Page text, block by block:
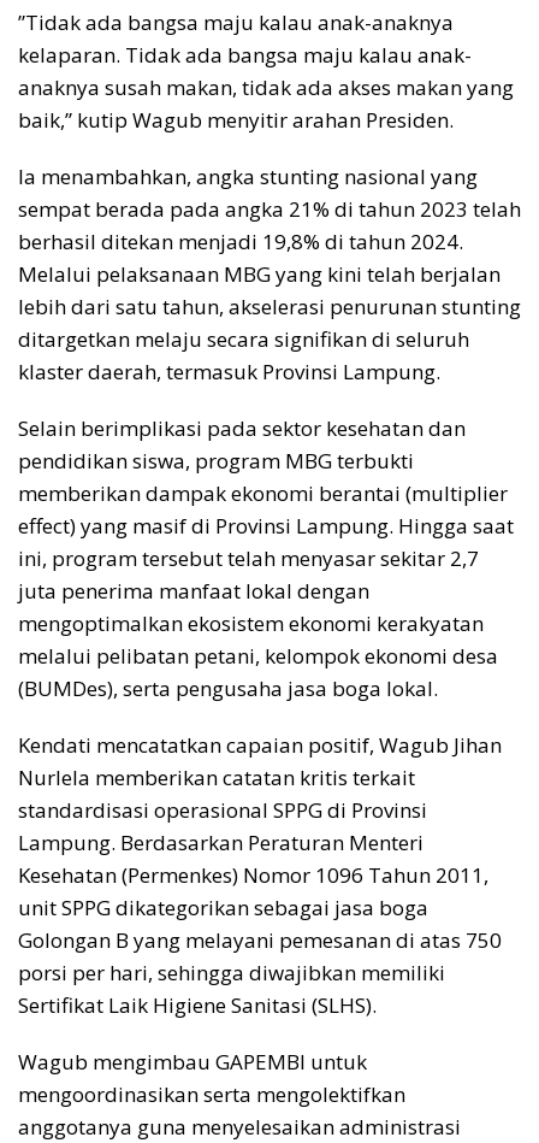
​”Tidak ada bangsa maju kalau anak-anaknya
kelaparan. Tidak ada bangsa maju kalau anak-
anaknya susah makan, tidak ada akses makan yang
baik,” kutip Wagub menyitir arahan Presiden.
Ia menambahkan, angka stunting nasional yang
sempat berada pada angka 21% di tahun 2023 telah
berhasil ditekan menjadi 19,8% di tahun 2024.
Melalui pelaksanaan MBG yang kini telah berjalan
lebih dari satu tahun, akselerasi penurunan stunting
ditargetkan melaju secara signifikan di seluruh
klaster daerah, termasuk Provinsi Lampung.
​Selain berimplikasi pada sektor kesehatan dan
pendidikan siswa, program MBG terbukti
memberikan dampak ekonomi berantai (multiplier
effect) yang masif di Provinsi Lampung. Hingga saat
ini, program tersebut telah menyasar sekitar 2,7
juta penerima manfaat lokal dengan
mengoptimalkan ekosistem ekonomi kerakyatan
melalui pelibatan petani, kelompok ekonomi desa
(BUMDes), serta pengusaha jasa boga lokal.
​Kendati mencatatkan capaian positif, Wagub Jihan
Nurlela memberikan catatan kritis terkait
standardisasi operasional SPPG di Provinsi
Lampung. Berdasarkan Peraturan Menteri
Kesehatan (Permenkes) Nomor 1096 Tahun 2011,
unit SPPG dikategorikan sebagai jasa boga
Golongan B yang melayani pemesanan di atas 750
porsi per hari, sehingga diwajibkan memiliki
Sertifikat Laik Higiene Sanitasi (SLHS).
Wagub mengimbau GAPEMBI untuk
mengoordinasikan serta mengolektifkan
anggotanya guna menyelesaikan administrasi